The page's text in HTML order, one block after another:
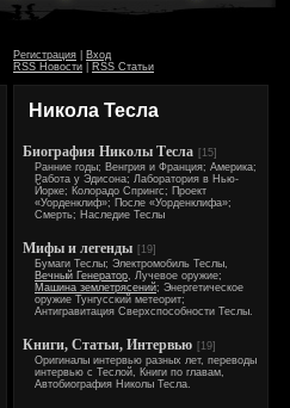
Регистрация
Вход
RSS Новости
RSS Статьи
Никола Тесла
Биография Николы Тесла [15]
Ранние годы; Венгрия и Франция; Америка;
Работа у Эдисона; Лаборатория в Нью-
Йорке; Колорадо Спрингс; Проект
«Уорденклиф»; После «Уорденклифа»;
Смерть; Наследие Теслы
Мифы и легенды [19]
Бумаги Теслы; Электромобиль Теслы,
Вечный Генератор, Лучевое оружие;
Машина землетрясений; Энергетическое
оружие Тунгусский метеорит;
Антигравитация Сверхспособности Теслы.
Книги, Статьи, Интервью [19]
Оригиналы интервью разных лет, переводы
интервью с Теслой, Книги по главам,
Автобиография Николы Тесла.